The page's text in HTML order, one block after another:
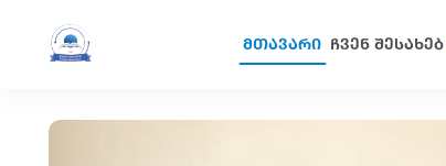
მთავარი ჩვენ შესახებ